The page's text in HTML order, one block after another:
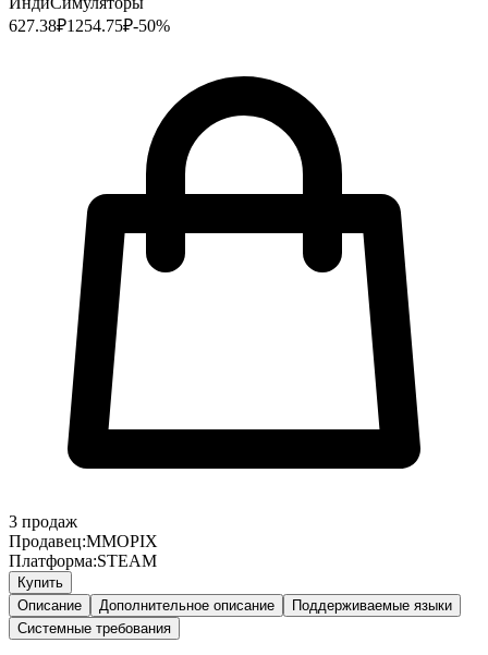
627.38₽1254.75₽-50%
3 продаж
Продавец:MMOPIX
Платформа:STEAM
Купить
Описание
Дополнительное описание
Поддерживаемые языки
Системные требования